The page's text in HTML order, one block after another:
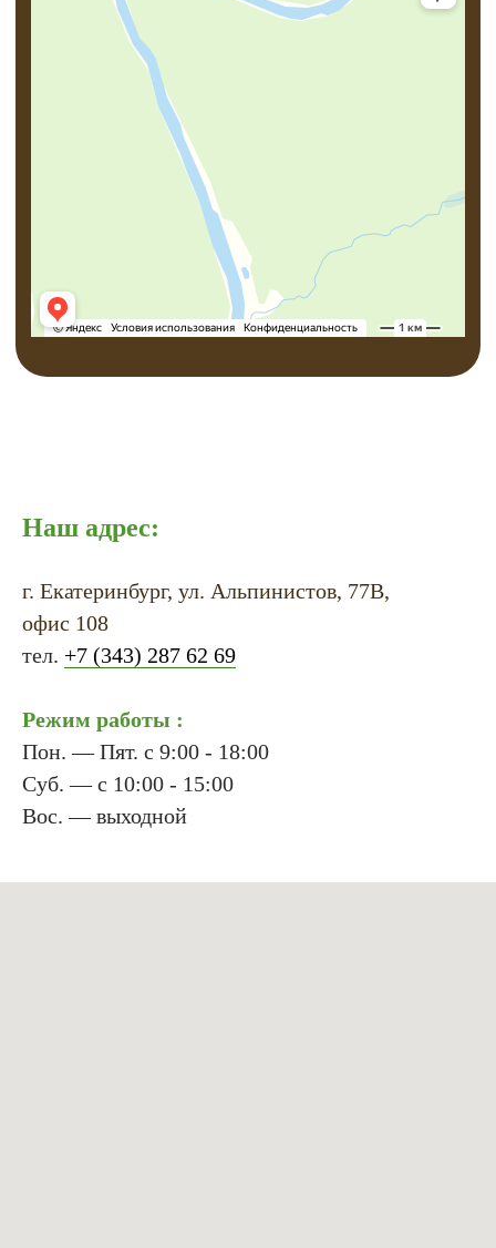
Наш адрес:
г. Екатеринбург, ул. Альпинистов, 77В,
офис 108
тел. +7 (343) 287 62 69
Режим работы :
Пон. — Пят. с 9:00 - 18:00
Суб. — с 10:00 - 15:00
Вос. — выходной